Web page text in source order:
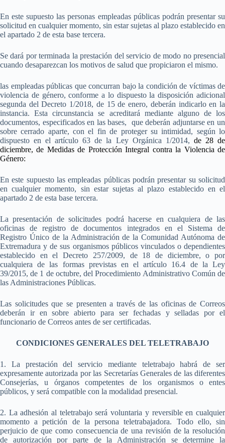
En este supuesto las personas empleadas públicas podrán presentar su
solicitud en cualquier momento, sin estar sujetas al plazo establecido en
el apartado 2 de esta base tercera.
Se dará por terminada la prestación del servicio de modo no presencial
cuando desaparezcan los motivos de salud que propiciaron el mismo.
las empleadas públicas que concurran bajo la condición de víctimas de
violencia de género, conforme a lo dispuesto la disposición adicional
segunda del Decreto 1/2018, de 15 de enero, deberán indicarlo en la
instancia. Esta circunstancia se acreditará mediante alguno de los
documentos, especificados en las bases, que deberán adjuntarse en un
sobre cerrado aparte, con el fin de proteger su intimidad, según lo
dispuesto en el artículo 63 de la Ley Orgánica 1/2014, de 28 de
diciembre, de Medidas de Protección Integral contra la Violencia de
Género:
En este supuesto las empleadas públicas podrán presentar su solicitud
en cualquier momento, sin estar sujetas al plazo establecido en el
apartado 2 de esta base tercera.
La presentación de solicitudes podrá hacerse en cualquiera de las
oficinas de registro de documentos integrados en el Sistema de
Registro Único de la Administración de la Comunidad Autónoma de
Extremadura y de sus organismos públicos vinculados o dependientes
establecido en el Decreto 257/2009, de 18 de diciembre, o por
cualquiera de las formas previstas en el artículo 16.4 de la Ley
39/2015, de 1 de octubre, del Procedimiento Administrativo Común de
las Administraciones Públicas.
Las solicitudes que se presenten a través de las oficinas de Correos
deberán ir en sobre abierto para ser fechadas y selladas por el
funcionario de Correos antes de ser certificadas.
CONDICIONES GENERALES DEL TELETRABAJO
1. La prestación del servicio mediante teletrabajo habrá de ser
expresamente autorizada por las Secretarías Generales de las diferentes
Consejerías, u órganos competentes de los organismos o entes
públicos, y será compatible con la modalidad presencial.
2. La adhesión al teletrabajo será voluntaria y reversible en cualquier
momento a petición de la persona teletrabajadora. Todo ello, sin
perjuicio de que como consecuencia de una revisión de la resolución
de autorización por parte de la Administración se determine la